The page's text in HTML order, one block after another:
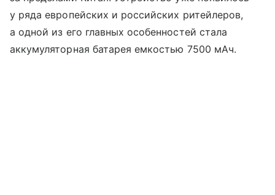
у ряда европейских и российских ритейлеров,
а одной из его главных особенностей стала
аккумуляторная батарея емкостью 7500 мАч.